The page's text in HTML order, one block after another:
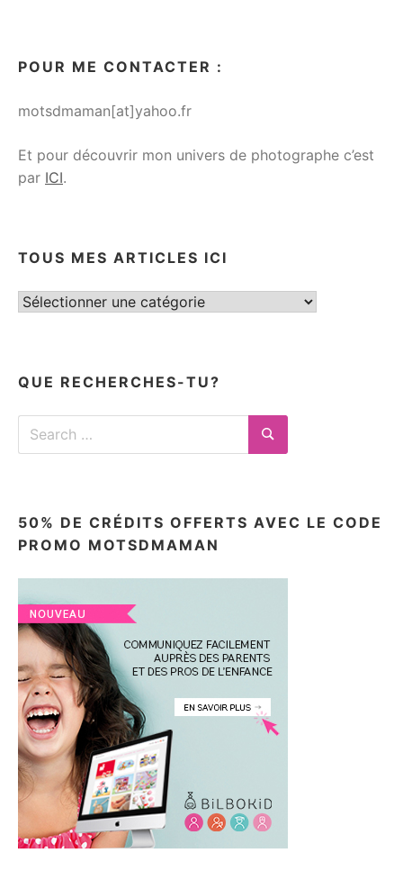
POUR ME CONTACTER :
motsdmaman[at]yahoo.fr
Et pour découvrir mon univers de photographe c’est
par ICI.
TOUS MES ARTICLES ICI
Tous
QUE RECHERCHES-TU?
Search
Search
50% DE CRÉDITS OFFERTS AVEC LE CODE
PROMO MOTSDMAMAN